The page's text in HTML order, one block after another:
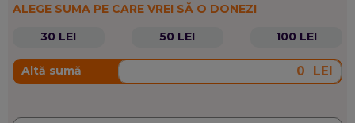
ALEGE SUMA PE CARE VREI SĂ O DONEZI
30 LEI
50 LEI 100 LEI
Altă sumă LEI